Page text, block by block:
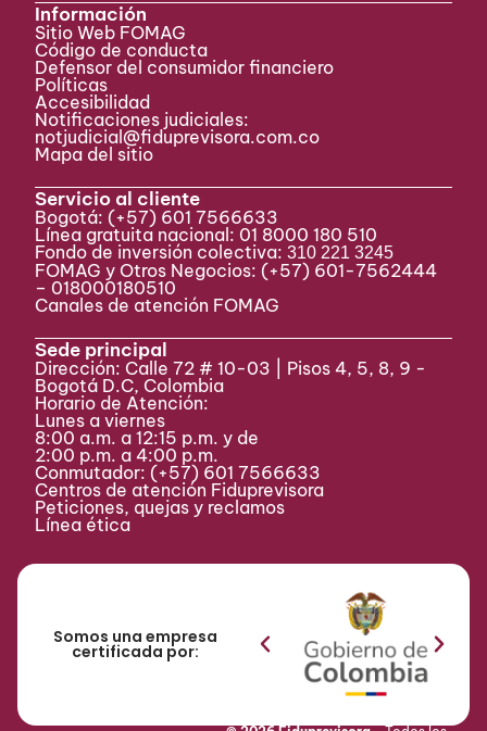
Información
Sitio Web FOMAG
Código de conducta
Defensor del consumidor financiero
Políticas
Accesibilidad
Notificaciones judiciales:
notjudicial@fiduprevisora.com.co
Mapa del sitio
Servicio al cliente
Bogotá: (+57) 601 7566633
Línea gratuita nacional: 01 8000 180 510
Fondo de inversión colectiva:310 221 3245
FOMAG y Otros Negocios: (+57) 601-7562444
– 018000180510
Canales de atención FOMAG
Sede principal
Dirección: Calle 72 # 10-03 | Pisos 4, 5, 8, 9 -
Bogotá D.C, Colombia
Horario de Atención:
Lunes a viernes
8:00 a.m. a 12:15 p.m. y de
2:00 p.m. a 4:00 p.m.
Conmutador: (+57) 601 7566633
Centros de atención Fiduprevisora
Peticiones, quejas y reclamos
Línea ética
Somos una empresa
certificada por: